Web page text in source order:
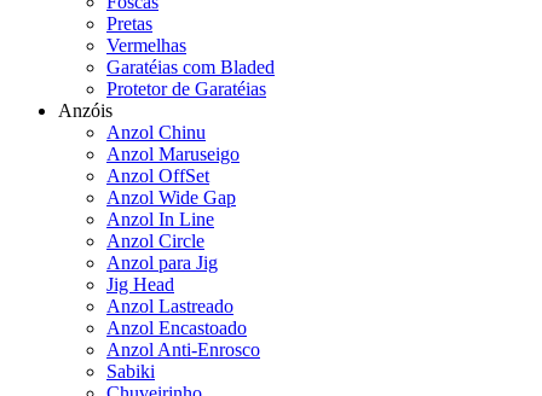
Pretas
Vermelhas
Garatéias com Bladed
Protetor de Garatéias
Anzóis
Anzol Chinu
Anzol Maruseigo
Anzol OffSet
Anzol Wide Gap
Anzol In Line
Anzol Circle
Anzol para Jig
Jig Head
Anzol Lastreado
Anzol Encastoado
Anzol Anti-Enrosco
Sabiki